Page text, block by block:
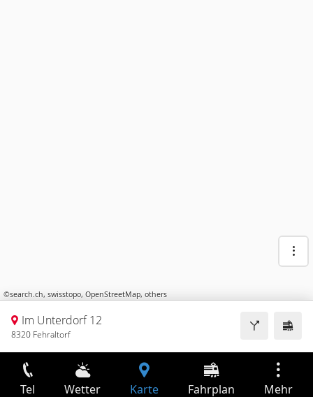
©search.ch, swisstopo, OpenStreetMap, others
Im Unterdorf 12
8320 Fehraltorf
Tel Wetter Karte Fahrplan Mehr